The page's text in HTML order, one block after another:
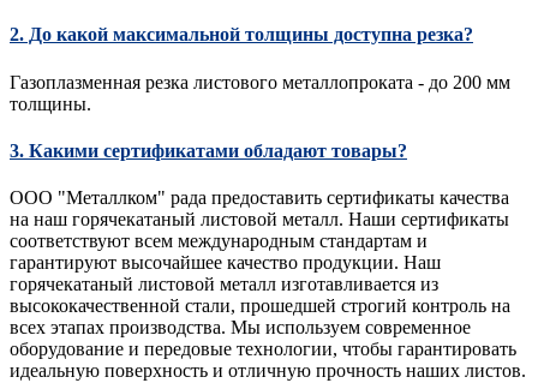
2. До какой максимальной толщины доступна резка?
Газоплазменная резка листового металлопроката - до 200 мм
толщины.
3. Какими сертификатами обладают товары?
ООО "Металлком" рада предоставить сертификаты качества
на наш горячекатаный листовой металл. Наши сертификаты
соответствуют всем международным стандартам и
гарантируют высочайшее качество продукции. Наш
горячекатаный листовой металл изготавливается из
высококачественной стали, прошедшей строгий контроль на
всех этапах производства. Мы используем современное
оборудование и передовые технологии, чтобы гарантировать
идеальную поверхность и отличную прочность наших листов.